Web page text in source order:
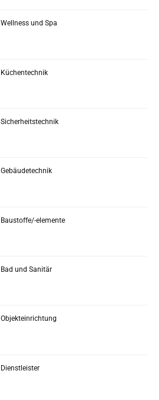
Wellness und Spa
Küchentechnik
Sicherheitstechnik
Gebäudetechnik
Baustoffe/-elemente
Bad und Sanitär
Objekteinrichtung
Dienstleister